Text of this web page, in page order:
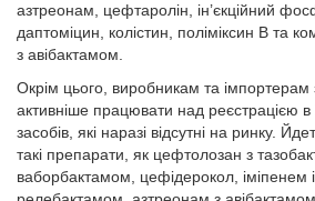
азтреонам, цефтаролін, ін’єкційний
даптоміцин, колістин, поліміксин B та
з авібактамом.
Окрім цього, виробникам та імпортерам
активніше працювати над реєстрацією в
засобів, які наразі відсутні на ринку.
такі препарати, як цефтолозан з
ваборбактамом, цефідерокол, іміпенем